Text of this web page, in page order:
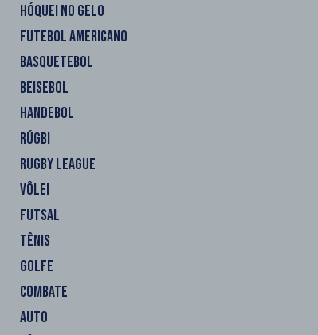
HÓQUEI NO GELO
FUTEBOL AMERICANO
BASQUETEBOL
BEISEBOL
HANDEBOL
RÚGBI
RUGBY LEAGUE
VÔLEI
FUTSAL
TÊNIS
GOLFE
COMBATE
AUTO